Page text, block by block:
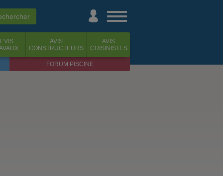
AVIS
CONSTRUCTEURS
AVIS
CUISINISTES
FORUM PISCINE